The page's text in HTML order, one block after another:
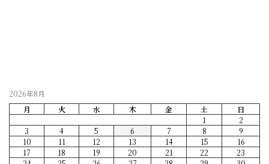
2026年8月
月
火 水 木 金 土
日
1
2
3
4 5 6 7 8
9
10
11 12 13 14 15
16
17
18 19 20 21 22
23